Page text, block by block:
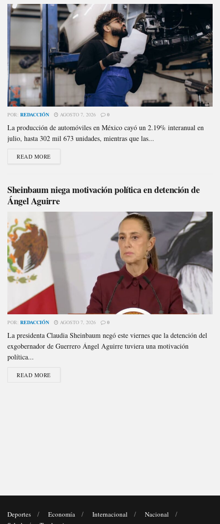
POR: REDACCIÓN AGOSTO 7, 2026 0
La producción de automóviles en México cayó un 2.19% interanual en
julio, hasta 302 mil 673 unidades, mientras que las...
READ MORE
Sheinbaum niega motivación política en detención de
Ángel Aguirre
POR: REDACCIÓN AGOSTO 7, 2026 0
La presidenta Claudia Sheinbaum negó este viernes que la detención del
exgobernador de Guerrero Ángel Aguirre tuviera una motivación
política...
READ MORE
Deportes Economía Internacional
Nacional